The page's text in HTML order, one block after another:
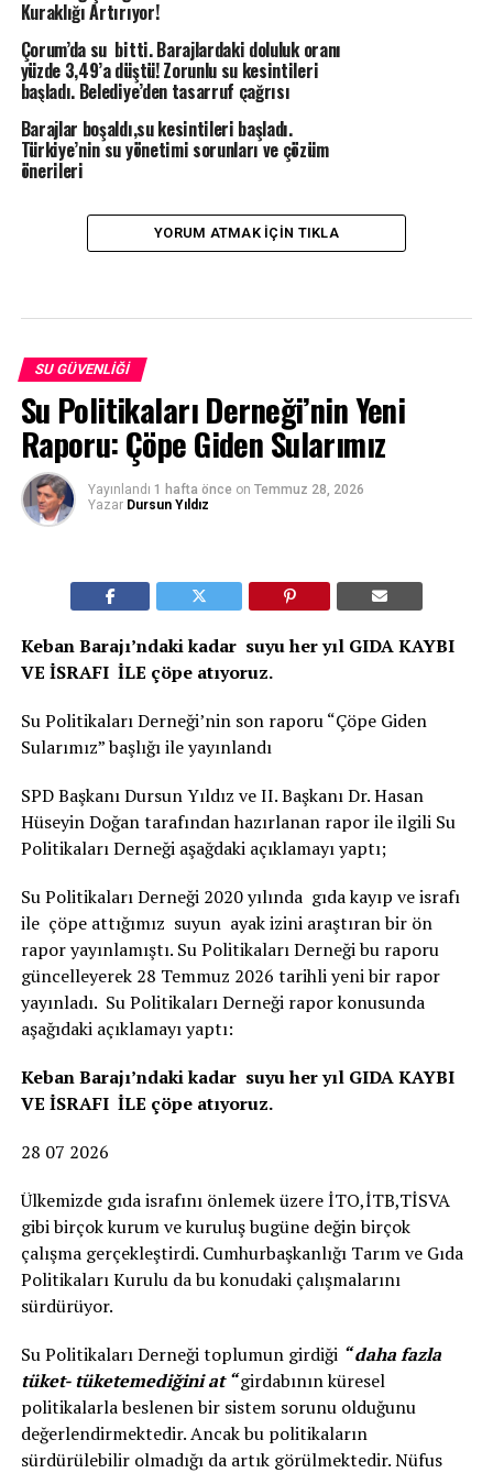
Kuraklığı Artırıyor!
Çorum’da su bitti. Barajlardaki doluluk oranı
yüzde 3,49’a düştü! Zorunlu su kesintileri
başladı. Belediye’den tasarruf çağrısı
Barajlar boşaldı,su kesintileri başladı.
Türkiye’nin su yönetimi sorunları ve çözüm
önerileri
YORUM ATMAK IÇIN TIKLA
SU GÜVENLIĞI
Su Politikaları Derneği’nin Yeni
Raporu: Çöpe Giden Sularımız
Yayınlandı 1 hafta önce on Temmuz 28, 2026
Yazar Dursun Yıldız
Keban Barajı’ndaki kadar suyu her yıl GIDA KAYBI
VE İSRAFI İLE çöpe atıyoruz.
Su Politikaları Derneği’nin son raporu “Çöpe Giden
Sularımız” başlığı ile yayınlandı
SPD Başkanı Dursun Yıldız ve II. Başkanı Dr. Hasan
Hüseyin Doğan tarafından hazırlanan rapor ile ilgili Su
Politikaları Derneği aşağdaki açıklamayı yaptı;
Su Politikaları Derneği 2020 yılında gıda kayıp ve israfı
ile çöpe attığımız suyun ayak izini araştıran bir ön
rapor yayınlamıştı. Su Politikaları Derneği bu raporu
güncelleyerek 28 Temmuz 2026 tarihli yeni bir rapor
yayınladı. Su Politikaları Derneği rapor konusunda
aşağıdaki açıklamayı yaptı:
Keban Barajı’ndaki kadar suyu her yıl GIDA KAYBI
VE İSRAFI İLE çöpe atıyoruz.
28 07 2026
Ülkemizde gıda israfını önlemek üzere İTO,İTB,TİSVA
gibi birçok kurum ve kuruluş bugüne değin birçok
çalışma gerçekleştirdi. Cumhurbaşkanlığı Tarım ve Gıda
Politikaları Kurulu da bu konudaki çalışmalarını
sürdürüyor.
Su Politikaları Derneği toplumun girdiği “ daha fazla
tüket- tüketemediğini at “girdabının küresel
politikalarla beslenen bir sistem sorunu olduğunu
değerlendirmektedir. Ancak bu politikaların
sürdürülebilir olmadığı da artık görülmektedir. Nüfus